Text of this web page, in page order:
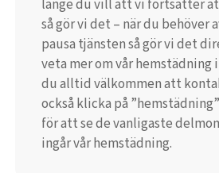
länge du vill att vi fortsätter
så gör vi det – när du behöver
pausa tjänsten så gör vi det
veta mer om vår hemstädning
du alltid välkommen att
också klicka på
för att se de vanligaste
ingår vår hemstädning.